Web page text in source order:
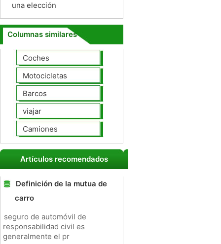
una elección
Columnas similares
Coches
Motocicletas
Barcos
viajar
Camiones
Artículos recomendados
Definición de la mutua de
carro
seguro de automóvil de
responsabilidad civil es
generalmente el pr